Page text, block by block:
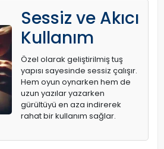
Sessiz ve Akıcı
Kullanım
Özel olarak geliştirilmiş tuş
yapısı sayesinde sessiz çalışır.
Hem oyun oynarken hem de
uzun yazılar yazarken
gürültüyü en aza indirerek
rahat bir kullanım sağlar.